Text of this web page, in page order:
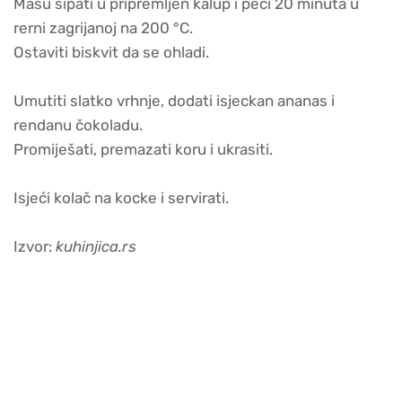
rerni zagrijanoj na 200 °C.
Ostaviti biskvit da se ohladi.
Umutiti slatko vrhnje, dodati isjeckan ananas i
rendanu čokoladu.
Promiješati, premazati koru i ukrasiti.
Isjeći kolač na kocke i servirati.
Izvor: kuhinjica.rs